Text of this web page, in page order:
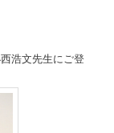
浩文先生にご登